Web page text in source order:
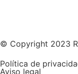
© Copyright 2023
Política de
Aviso legal